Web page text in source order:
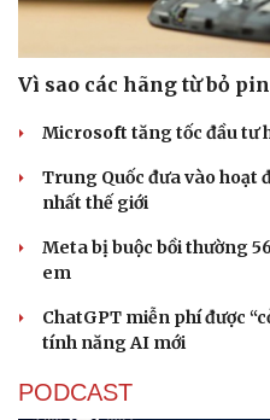
Vì sao các hãng từ bỏ
Microsoft tăng tốc đầu tư
Trung Quốc đưa vào hoạt
nhất thế giới
Meta bị buộc bồi thường
em
ChatGPT miễn phí được
tính năng AI mới
PODCAST